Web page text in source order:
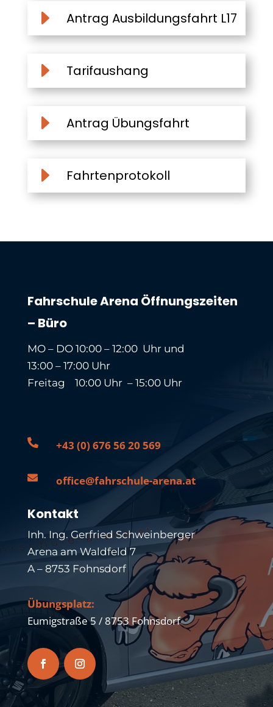
E Antrag Ausbildungsfahrt L17
E Tarifaushang
E Antrag Übungsfahrt
E Fahrtenprotokoll
Fahrschule Arena Öffnungszeiten
– Büro
MO – DO 10:00 – 12:00 Uhr und
13:00 – 17:00 Uhr
Freitag 10:00 Uhr – 15:00 Uhr
 +43 (0) 676 56 20 569
 office@fahrschule-arena.at
Kontakt
Inh. Ing. Gerfried Schweinberger
Arena am Waldfeld 7
A – 8753 Fohnsdorf
Übungsplatz:
Eumigstraße 5 / 8753 Fohnsdorf